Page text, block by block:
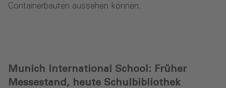
Containerbauten aussehen können.
Munich International School: Früher
Messestand, heute Schulbibliothek